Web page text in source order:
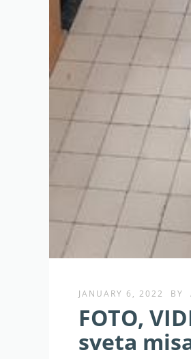
JANUARY 6, 2022 BY
FOTO,
sveta